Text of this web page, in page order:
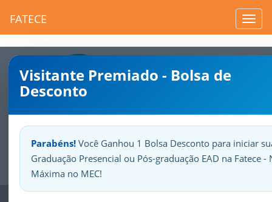
FATECE
Visitante Premiado - Bolsa de
Desconto
Parabéns! Você Ganhou 1 Bolsa Desconto para iniciar
Graduação Presencial ou Pós-graduação EAD na Fatece -
Máxima no MEC!
SuaFatece.Seuorgulho.
Previous